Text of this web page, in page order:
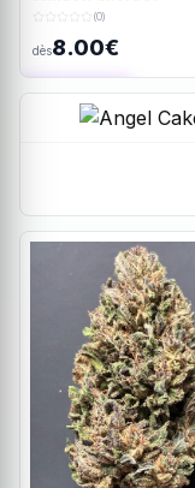
(0)
dès8.00€
Ajout rapide